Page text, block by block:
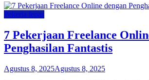
Pekerja lepas
7 Pekerjaan Freelance
Penghasilan Fantastis
Agustus 8, 2025Agustus 8, 2025